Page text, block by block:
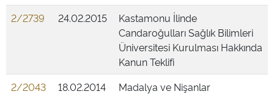
2/2739
24.02.2015
Kastamonu İlinde
Candaroğulları Sağlık Bilimleri
Üniversitesi Kurulması Hakkında
Kanun Teklifi
2/2043
18.02.2014
Madalya ve Nişanlar